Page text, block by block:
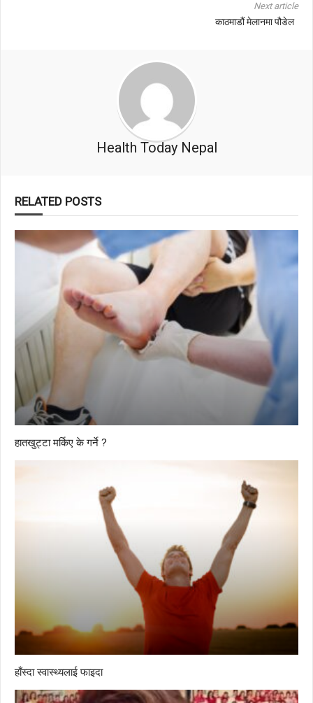
Next article
काठमाडौं मेलानमा पौडेल
Health Today Nepal
RELATED POSTS
हातखुट्टा मर्किए के गर्ने ?
हाँस्दा स्वास्थ्यलाई फाइदा